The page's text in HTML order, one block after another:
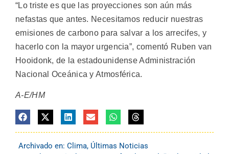
“Lo triste es que las proyecciones son aún más
nefastas que antes. Necesitamos reducir nuestras
emisiones de carbono para salvar a los arrecifes, y
hacerlo con la mayor urgencia”, comentó Ruben van
Hooidonk, de la estadounidense Administración
Nacional Oceánica y Atmosférica.
A-E/HM
Archivado en: Clima, Últimas Noticias